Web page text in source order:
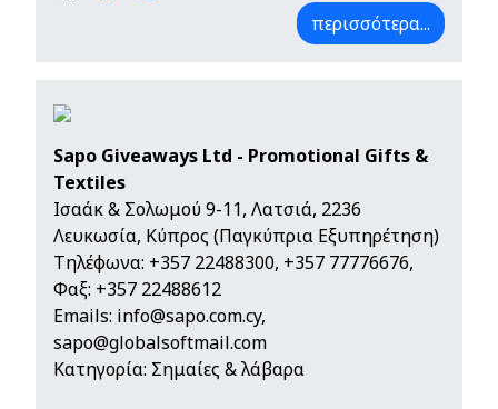
περισσότερα...
Sapo Giveaways Ltd - Promotional Gifts &
Textiles
Ισαάκ & Σολωμού 9-11, Λατσιά, 2236
Λευκωσία, Κύπρος (Παγκύπρια Εξυπηρέτηση)
Τηλέφωνα: +357 22488300, +357 77776676,
Φαξ: +357 22488612
Emails: info@sapo.com.cy,
sapo@globalsoftmail.com
Κατηγορία: Σημαίες & λάβαρα